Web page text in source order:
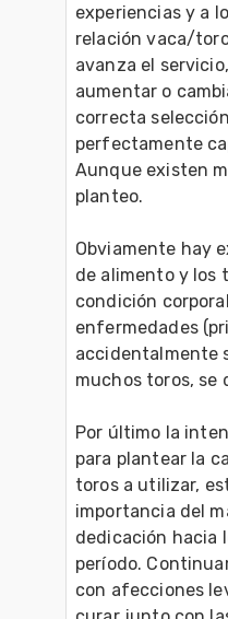
experiencias y a
relación vaca/
avanza el
aumentar o
correcta
perfectamente
Aunque existen
planteo.
Obviamente hay
de alimento y los
condición
enfermedades
accidentalmente
muchos toros, se
Por último la
para plantear la
toros a utilizar,
importancia del
dedicación hacia
período.
con afecciones